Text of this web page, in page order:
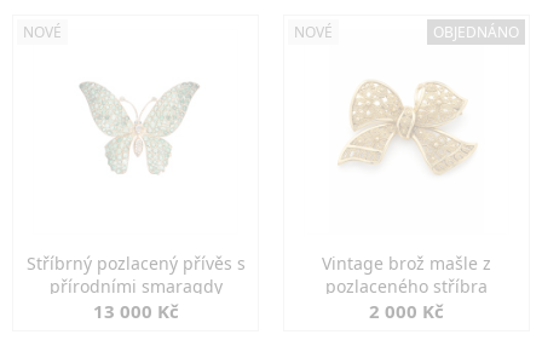
NOVÉ
Stříbrný pozlacený přívěs s
přírodními smaragdy
13 000 Kč
NOVÉ OBJEDNÁNO
Vintage brož mašle z
pozlaceného stříbra
2 000 Kč